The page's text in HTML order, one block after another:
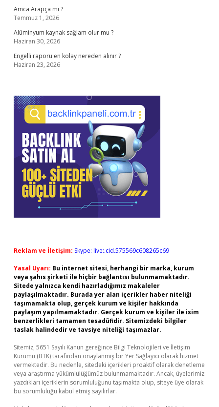
Amca Arapça mı ?
Temmuz 1, 2026
Alüminyum kaynak sağlam olur mu ?
Haziran 30, 2026
Engelli raporu en kolay nereden alınır ?
Haziran 23, 2026
Reklam ve İletişim: Skype: live:.cid.575569c608265c69
Yasal Uyarı: Bu internet sitesi, herhangi bir marka, kurum
veya şahıs şirketi ile hiçbir bağlantısı bulunmamaktadır.
Sitede yalnızca kendi hazırladığımız makaleler
paylaşılmaktadır. Burada yer alan içerikler haber niteliği
taşımamakta olup, gerçek kurum ve kişiler hakkında
paylaşım yapılmamaktadır. Gerçek kurum ve kişiler ile isim
benzerlikleri tamamen tesadüfidir. Sitemizdeki bilgiler
taslak halindedir ve tavsiye niteliği taşımazlar.
Sitemiz, 5651 Sayılı Kanun gereğince Bilgi Teknolojileri ve İletişim
Kurumu (BTK) tarafından onaylanmış bir Yer Sağlayıcı olarak hizmet
vermektedir. Bu nedenle, sitedeki içerikleri proaktif olarak denetleme
veya araştırma yükümlülüğümüz bulunmamaktadır. Ancak, üyelerimiz
yazdıkları içeriklerin sorumluluğunu taşımakta olup, siteye üye olarak
bu sorumluluğu kabul etmiş sayılırlar.